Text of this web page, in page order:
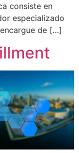
consiste en
especializado
de […]